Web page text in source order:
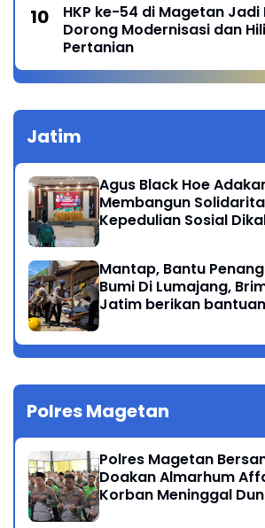
HKP ke-54 di Magetan
Dorong Modernisasi dan
Pertanian
Jatim
Agus Black Hoe
Membangun
Kepedulian Sosial
Mantap, Bantu
Bumi Di Lumajang,
Jatim berikan bantuan
Polres Magetan
Polres Magetan
Doakan Almarhum
Korban Meninggal